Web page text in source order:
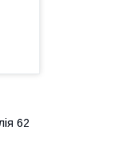
62